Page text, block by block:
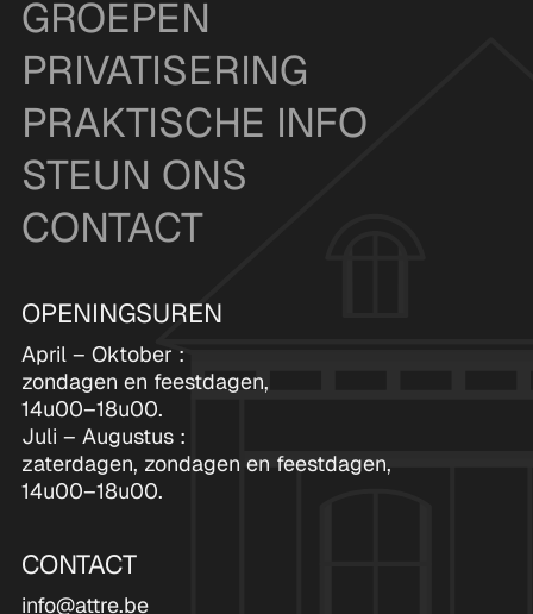
GROEPEN
PRIVATISERING
PRAKTISCHE INFO
STEUN ONS
CONTACT
OPENINGSUREN
April – Oktober :
zondagen en feestdagen,
14u00–18u00.
Juli – Augustus :
zaterdagen, zondagen en feestdagen,
14u00–18u00.
CONTACT
info@attre.be